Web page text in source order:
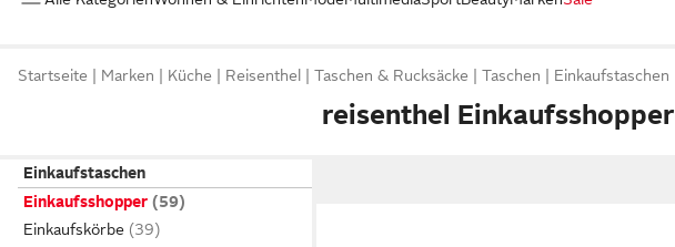
Startseite Marken Küche Reisenthel Taschen & Rucksäcke Taschen Einkaufstaschen
reisenthel Einkaufsshopper
Einkaufstaschen
Einkaufsshopper
Einkaufskörbe